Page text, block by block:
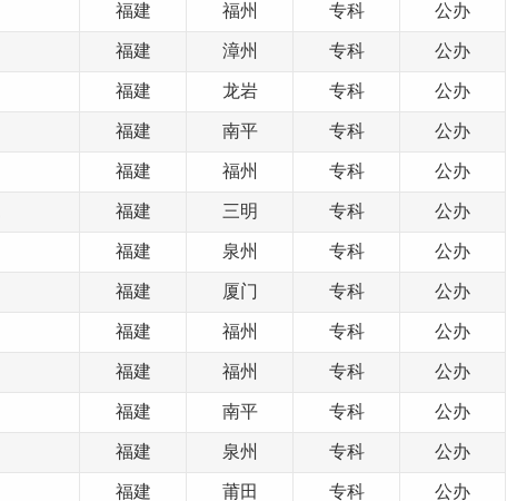
福建 福州 专科 公办
福建 漳州 专科 公办
福建 龙岩 专科 公办
福建 南平 专科 公办
福建 福州 专科 公办
福建 三明 专科 公办
福建 泉州 专科 公办
福建 厦门 专科 公办
福建 福州 专科 公办
福建 福州 专科 公办
福建 南平 专科 公办
福建 泉州 专科 公办
福建 莆田 专科 公办